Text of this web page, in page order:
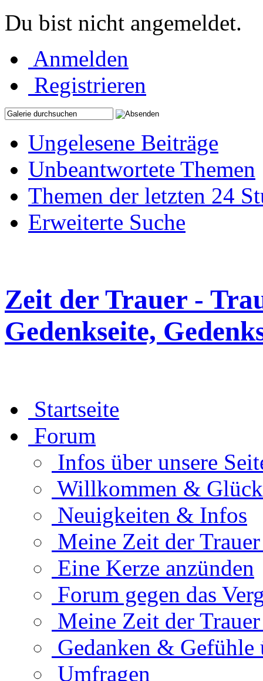
Du bist nicht angemeldet.
Anmelden
Registrieren
Ungelesene Beiträge
Unbeantwortete Themen
Themen der letzten 24
Erweiterte Suche
Zeit der Trauer -
Gedenkseite,
Startseite
Forum
Infos über unsere
Willkommen &
Neuigkeiten & Infos
Meine Zeit der
Eine Kerze anzünden
Forum gegen das
Meine Zeit der
Gedanken & Gefühle
Umfragen